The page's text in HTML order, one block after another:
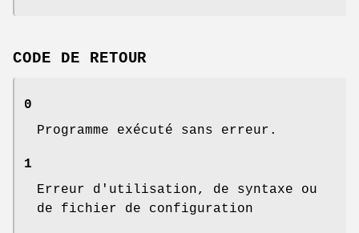
CODE DE RETOUR
0
Programme exécuté sans erreur.
1
Erreur d'utilisation, de syntaxe ou
de fichier de configuration